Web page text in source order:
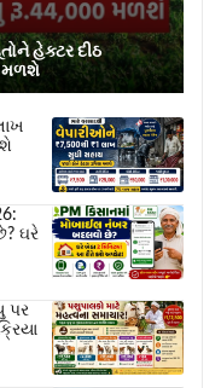
હેક્ટર દીઠ
મળશે
ઘરે
પર